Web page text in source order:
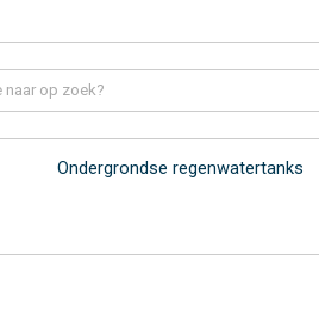
Ondergrondse regenwatertanks